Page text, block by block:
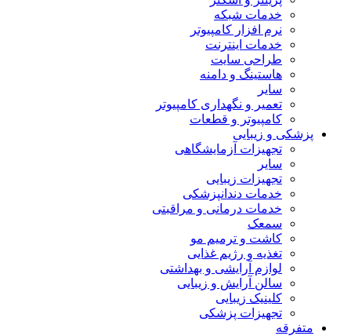
خدمات شبکه
نرم افزار کامپیوتر
خدمات اینترنت
طراحی سایت
هاستینگ و دامنه
سایر
تعمیر و نگهداری کامپیوتر
کامپیوتر و قطعات
پزشکی و زیبایی
تجهیزات آزمایشگاهی
سایر
تجهیزات زیبایی
خدمات دندانپزشکی
خدمات درمانی و مراقبتی
سمعک
کاشت و ترمیم مو
تغذیه و رژیم غذایی
لوازم آرایشی و بهداشتی
سالن آرایش و زیبایی
کلینیک زیبایی
تجهیزات پزشکی
متفرقه